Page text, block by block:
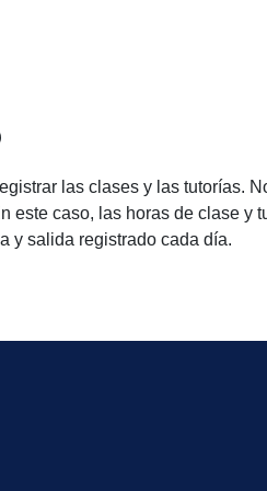
las clases y las tutorías.
este caso, las horas de clase y
y salida registrado cada día.